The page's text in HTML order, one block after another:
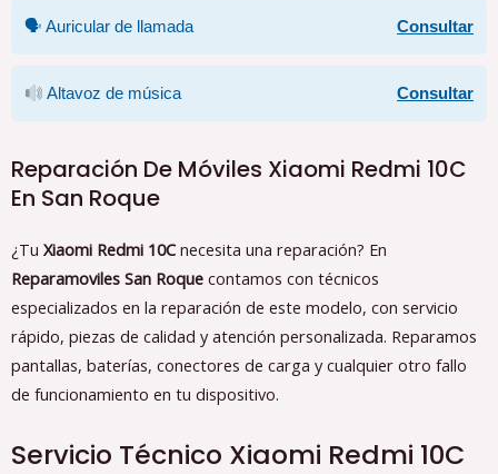
🗣 Auricular de llamada Consultar
Altavoz de música Consultar
Reparación De Móviles Xiaomi Redmi 10C
En San Roque
¿Tu Xiaomi Redmi 10Cnecesita una reparación? En
Reparamoviles San Roque contamos con técnicos
especializados en la reparación de este modelo, con servicio
rápido, piezas de calidad y atención personalizada. Reparamos
pantallas, baterías, conectores de carga y cualquier otro fallo
de funcionamiento en tu dispositivo.
Servicio Técnico Xiaomi Redmi 10C